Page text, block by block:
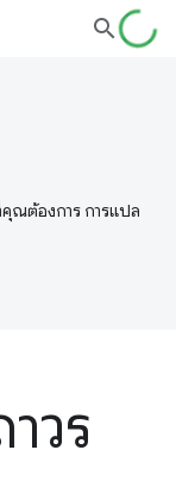
คุณต้องการ การแปล
วร